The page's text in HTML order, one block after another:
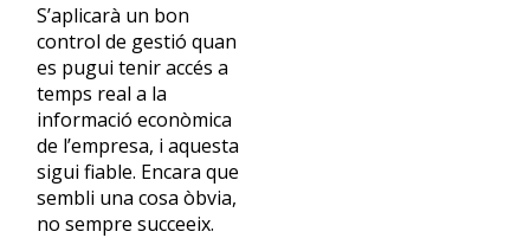
S’aplicarà un bon
control de gestió quan
es pugui tenir accés a
temps real a la
informació econòmica
de l’empresa, i aquesta
sigui fiable. Encara que
sembli una cosa òbvia,
no sempre succeeix.